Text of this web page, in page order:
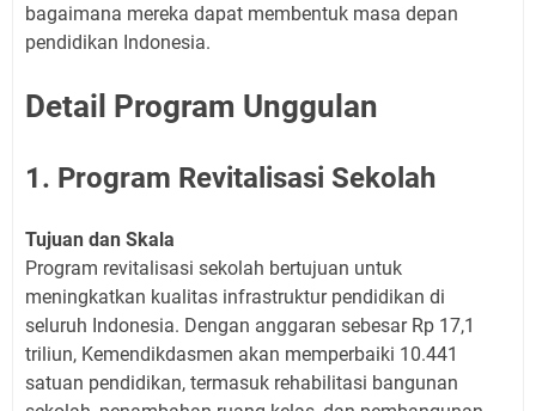
bagaimana mereka dapat membentuk masa depan
pendidikan Indonesia.
Detail Program Unggulan
1. Program Revitalisasi Sekolah
Tujuan dan Skala
Program revitalisasi sekolah bertujuan untuk
meningkatkan kualitas infrastruktur pendidikan di
seluruh Indonesia. Dengan anggaran sebesar Rp 17,1
triliun, Kemendikdasmen akan memperbaiki 10.441
satuan pendidikan, termasuk rehabilitasi bangunan